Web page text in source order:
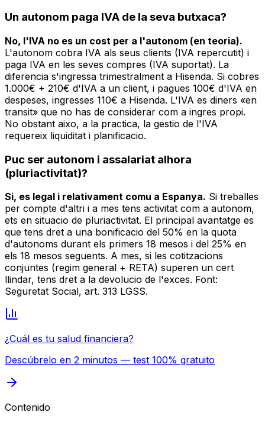
Un autonom paga IVA de la seva butxaca?
No, l'IVA no es un cost per a l'autonom (en teoria).
L'autonom cobra IVA als seus clients (IVA repercutit) i
paga IVA en les seves compres (IVA suportat). La
diferencia s'ingressa trimestralment a Hisenda. Si cobres
1.000€ + 210€ d'IVA a un client, i pagues 100€ d'IVA en
despeses, ingresses 110€ a Hisenda. L'IVA es diners «en
transit» que no has de considerar com a ingres propi.
No obstant aixo, a la practica, la gestio de l'IVA
requereix liquiditat i planificacio.
Puc ser autonom i assalariat alhora
(pluriactivitat)?
Si, es legal i relativament comu a Espanya. Si treballes
per compte d'altri i a mes tens activitat com a autonom,
ets en situacio de pluriactivitat. El principal avantatge es
que tens dret a una bonificacio del 50% en la quota
d'autonoms durant els primers 18 mesos i del 25% en
els 18 mesos seguents. A mes, si les cotitzacions
conjuntes (regim general + RETA) superen un cert
llindar, tens dret a la devolucio de l'exces. Font:
Seguretat Social, art. 313 LGSS.
¿Cuál es tu salud financiera?
Descúbrelo en 2 minutos — test 100% gratuito
Contenido